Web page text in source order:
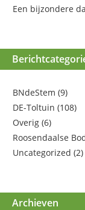
Een bijzondere
BNdeStem (9)
DE-Toltuin (108)
Overig (6)
Roosendaalse
Uncategorized (2)
Archieven